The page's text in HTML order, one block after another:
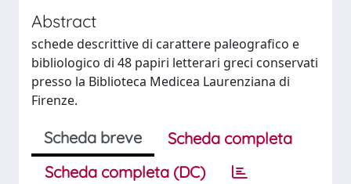
Abstract
schede descrittive di carattere paleografico e
bibliologico di 48 papiri letterari greci conservati
presso la Biblioteca Medicea Laurenziana di
Firenze.
Scheda breve
Scheda completa
Scheda completa (DC)